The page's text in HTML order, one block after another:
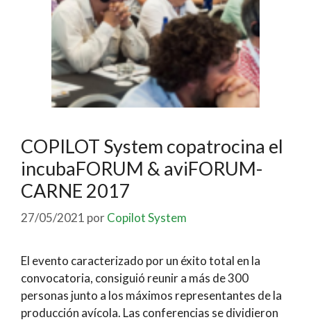
COPILOT System copatrocina el
incubaFORUM & aviFORUM-
CARNE 2017
27/05/2021 porCopilot System
El evento caracterizado por un éxito total en la
convocatoria, consiguió reunir a más de 300
personas junto a los máximos representantes de la
producción avícola. Las conferencias se dividieron